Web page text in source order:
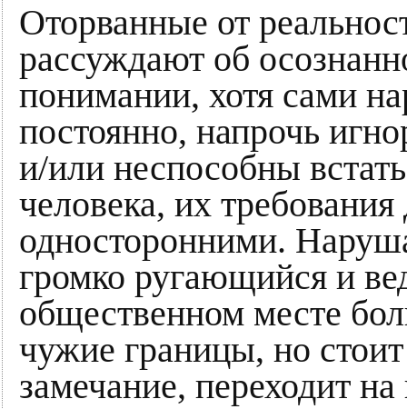
Оторванные от
рассуждают об
понимании, хотя сами
постоянно, напрочь
и/или неспособны
человека, их
односторонними.
громко ругающийся и
общественном месте
чужие границы, но
замечание, переходит на